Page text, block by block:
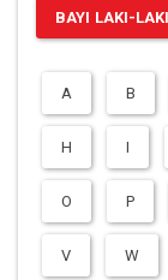
BAYI LAKI-LAKI
A B
H I
O P
V W